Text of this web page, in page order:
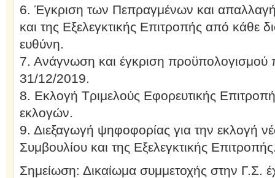
6. Έγκριση των Πεπραγμένων και απαλλαγή
και της Εξελεγκτικής Επιτροπής από κάθε
ευθύνη.
7. Ανάγνωση και έγκριση προϋπολογισμού
31/12/2019.
8. Εκλογή Τριμελούς Εφορευτικής
εκλογών.
9. Διεξαγωγή ψηφοφορίας για την εκλογή
Συμβουλίου και της Εξελεγκτικής
Σημείωση: Δικαίωμα συμμετοχής στην Γ.Σ.